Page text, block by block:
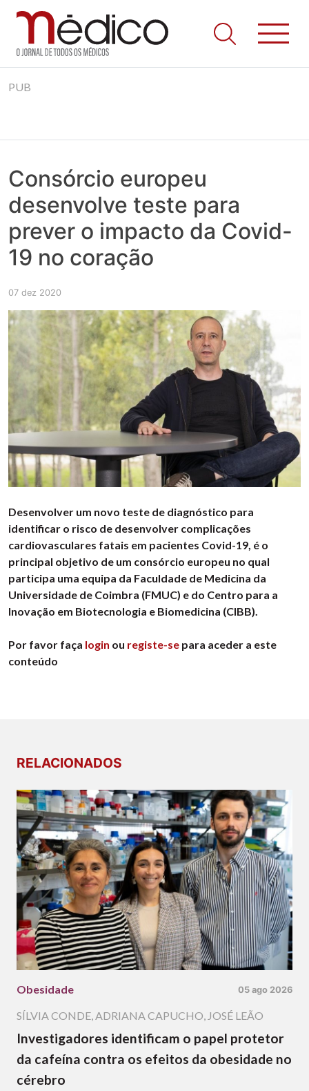
to
Jornal Médico
Médico – O Jornal de Todos os Médicos. Onde as notícias
realmente contam! Tudo o que se passa na Saúde!
PUB
Consórcio europeu
desenvolve teste para
prever o impacto da Covid-
19 no coração
07 dez 2020
Desenvolver um novo teste de diagnóstico para
identificar o risco de desenvolver complicações
cardiovasculares fatais em pacientes Covid-19, é o
principal objetivo de um consórcio europeu no qual
participa uma equipa da Faculdade de Medicina da
Universidade de Coimbra (FMUC) e do Centro para a
Inovação em Biotecnologia e Biomedicina (CIBB).
Por favor faça login ou registe-se para aceder a este
conteúdo
RELACIONADOS
Obesidade 05 ago 2026
SÍLVIA CONDE,ADRIANA CAPUCHO, JOSÉ LEÃO
Investigadores identificam o papel protetor
da cafeína contra os efeitos da obesidade no
cérebro